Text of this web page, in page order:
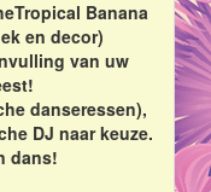
Banana
en decor)
van uw
danseressen),
DJ naar keuze.
dans!